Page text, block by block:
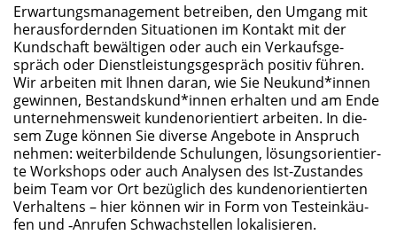
Erwar­tungs­ma­nage­ment betrei­ben, den Umgang mit
her­aus­for­dern­den Situa­tio­nen im Kon­takt mit der
Kund­schaft bewäl­ti­gen oder auch ein Ver­kaufs­ge­
spräch oder Dienst­leis­tungs­ge­spräch posi­tiv füh­ren.
Wir arbei­ten mit Ihnen dar­an, wie Sie Neukund*innen
gewin­nen, Bestandskund*innen erhal­ten und am Ende
unter­neh­mens­weit kun­den­ori­en­tiert arbei­ten. In die­
sem Zuge kön­nen Sie diver­se Ange­bo­te in Anspruch
neh­men: wei­ter­bil­den­de Schu­lun­gen, lösungs­ori­en­tier­
te Work­shops oder auch Ana­ly­sen des Ist-Zustan­des
beim Team vor Ort bezüg­lich des kun­den­ori­en­tier­ten
Ver­hal­tens – hier kön­nen wir in Form von Test­ein­käu­
fen und ‑Anru­fen Schwach­stel­len lokalisieren.